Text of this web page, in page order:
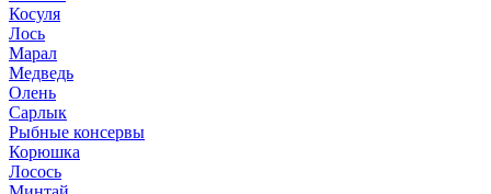
Косуля
Лось
Марал
Медведь
Олень
Сарлык
Рыбные консервы
Корюшка
Лосось